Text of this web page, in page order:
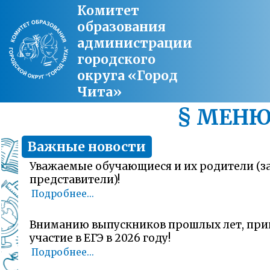
Комитет
образования
администрации
городского
округа «Город
Чита»
§
Важные новости
Уважаемые обучающиеся и их родители
представители)!
Подробнее...
Вниманию выпускников прошлых лет,
участие в ЕГЭ в 2026 году!
Подробнее...